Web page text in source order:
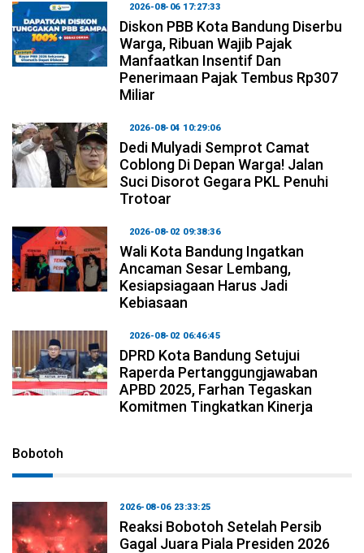
2026-08-06 17:27:33
Diskon PBB Kota Bandung Diserbu
Warga, Ribuan Wajib Pajak
Manfaatkan Insentif Dan
Penerimaan Pajak Tembus Rp307
Miliar
2026-08-04 10:29:06
Dedi Mulyadi Semprot Camat
Coblong Di Depan Warga! Jalan
Suci Disorot Gegara PKL Penuhi
Trotoar
2026-08-02 09:38:36
Wali Kota Bandung Ingatkan
Ancaman Sesar Lembang,
Kesiapsiagaan Harus Jadi
Kebiasaan
2026-08-02 06:46:45
DPRD Kota Bandung Setujui
Raperda Pertanggungjawaban
APBD 2025, Farhan Tegaskan
Komitmen Tingkatkan Kinerja
Bobotoh
2026-08-06 23:33:25
Reaksi Bobotoh Setelah Persib
Gagal Juara Piala Presiden 2026